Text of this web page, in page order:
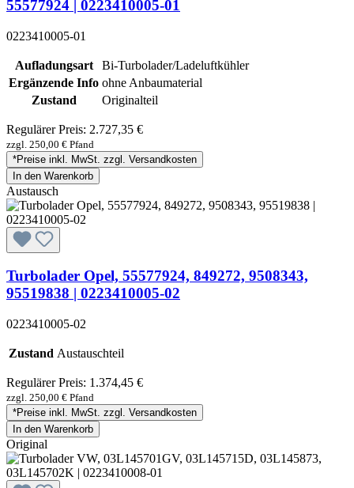
55577924 | 0223410005-01
0223410005-01
Aufladungsart
Bi-Turbolader/Ladeluftkühler
Ergänzende Info ohne Anbaumaterial
Zustand
Originalteil
Regulärer Preis: 2.727,35 €
zzgl. 250,00 € Pfand
*Preise inkl. MwSt. zzgl. Versandkosten
In den Warenkorb
Austausch
Turbolader Opel, 55577924, 849272, 9508343,
95519838 | 0223410005-02
0223410005-02
Zustand Austauschteil
Regulärer Preis: 1.374,45 €
zzgl. 250,00 € Pfand
*Preise inkl. MwSt. zzgl. Versandkosten
In den Warenkorb
Original